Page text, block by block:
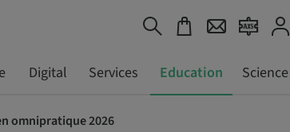
Digital Services Education Science
omnipratique 2026